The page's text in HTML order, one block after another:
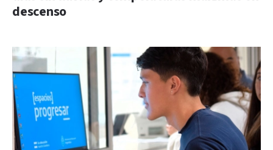
descenso